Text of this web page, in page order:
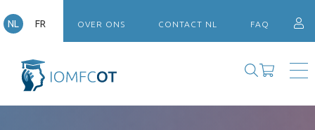
NL FR OVER ONS CONTACT NL FAQ